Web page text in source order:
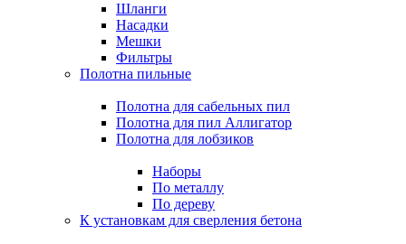
Шланги
Насадки
Мешки
Фильтры
Полотна пильные
Полотна для сабельных пил
Полотна для пил Аллигатор
Полотна для лобзиков
Наборы
По металлу
По дереву
К установкам для сверления бетона